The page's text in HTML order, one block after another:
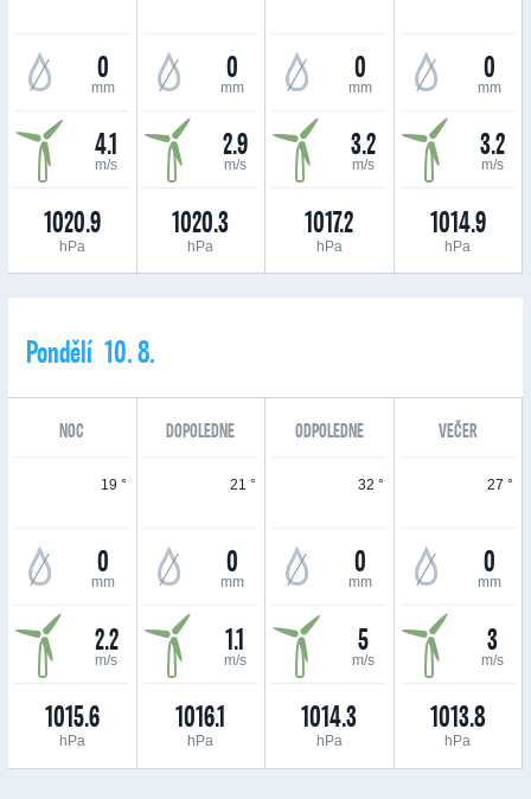
0
mm
4.1
m/s
1020.9
hPa
0
mm
2.9
m/s
1020.3
hPa
0
mm
3.2
m/s
1017.2
hPa
0
mm
3.2
m/s
1014.9
hPa
Pondělí 10. 8.
NOC DOPOLEDNE ODPOLEDNE VEČER
19 °
0
mm
2.2
m/s
1015.6
hPa
21 °
0
mm
1.1
m/s
1016.1
hPa
32 °
0
mm
5
m/s
1014.3
hPa
27 °
0
mm
3
m/s
1013.8
hPa